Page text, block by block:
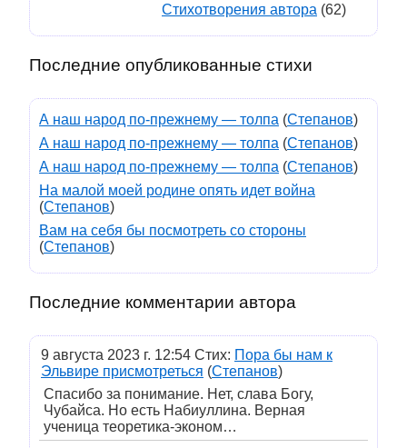
Стихотворения автора (62)
Последние опубликованные стихи
А наш народ по-прежнему — толпа (Степанов)
А наш народ по-прежнему — толпа (Степанов)
А наш народ по-прежнему — толпа (Степанов)
На малой моей родине опять идет война
(Степанов)
Вам на себя бы посмотреть со стороны
(Степанов)
Последние комментарии автора
9 августа 2023 г. 12:54 Стих: Пора бы нам к
Эльвире присмотреться (Степанов)
Спасибо за понимание. Нет, слава Богу,
Чубайса. Но есть Набиуллина. Верная
ученица теоретика-эконом…